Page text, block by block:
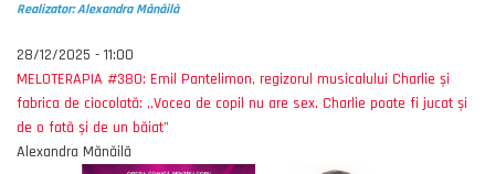
Realizator: Alexandra Mănăilă
28/12/2025 - 11:00
MELOTERAPIA #380: Emil Pantelimon, regizorul musicalului Charlie și
fabrica de ciocolată: ,,Vocea de copil nu are sex. Charlie poate fi jucat și
de o fată și de un băiat”
Alexandra Mănăilă